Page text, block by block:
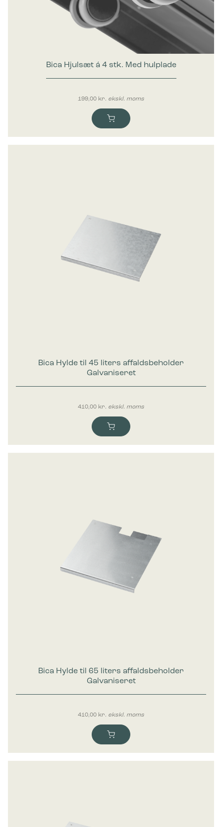
Marketing cookies bruges til at spore brugere på tværs af
websites. Hensigten er at vise annoncer, der er relevante og
engagerende for den enkelte bruger, og dermed mere
værdifulde for udgivere og tredjeparts-annoncører.
Bica Hjulsæt á 4 stk. Med hulplade
199,00 kr. ekskl. moms
Bica Hylde til 45 liters affaldsbeholder
Galvaniseret
410,00 kr. ekskl. moms
Bica Hylde til 65 liters affaldsbeholder
Galvaniseret
410,00 kr. ekskl. moms